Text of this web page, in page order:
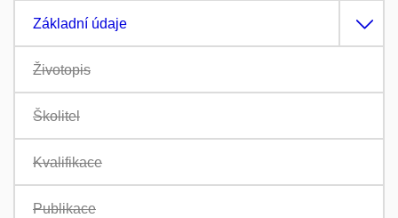
Základní údaje
Životopis
Školitel
Kvalifikace
Publikace